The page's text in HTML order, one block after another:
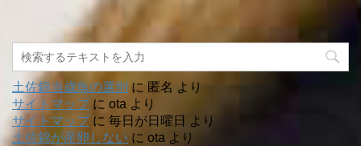
土佐錦当歳魚の選別 に 匿名 より
サイトマップに ota より
サイトマップに 毎日が日曜日 より
土佐錦が産卵しない に ota より